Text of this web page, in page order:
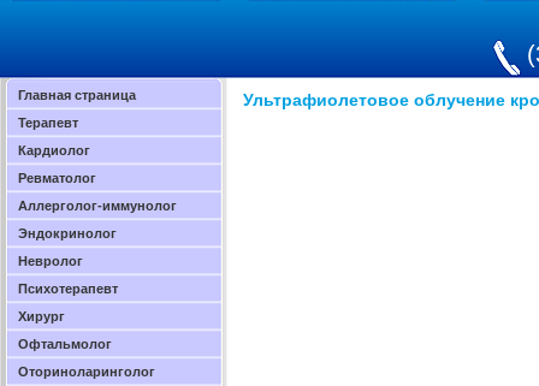
Главная страница
Терапевт
Кардиолог
Ревматолог
Аллерголог-иммунолог
Эндокринолог
Невролог
Психотерапевт
Хирург
Офтальмолог
Оториноларинголог
Ультрафиолетовое облучение